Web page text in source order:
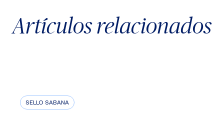
Artículos relacionados
SELLO SABANA